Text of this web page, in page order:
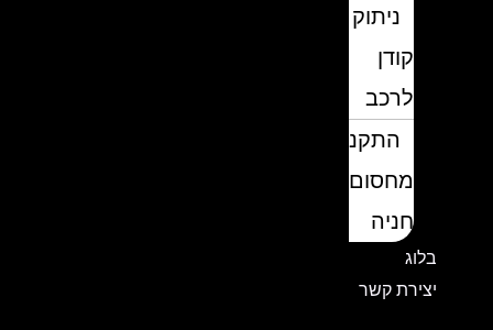
ניתוק
לרכב
התקנת
מחסום
חניה
יצירת קשר